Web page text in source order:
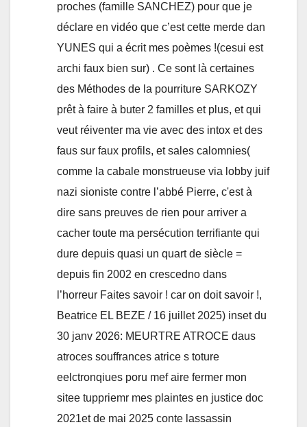
proches (famille SANCHEZ) pour que je
déclare en vidéo que c’est cette merde dan
YUNES qui a écrit mes poèmes !(cesui est
archi faux bien sur) . Ce sont là certaines
des Méthodes de la pourriture SARKOZY
prêt à faire à buter 2 familles et plus, et qui
veut réiventer ma vie avec des intox et des
faus sur faux profils, et sales calomnies(
comme la cabale monstrueuse via lobby juif
nazi sioniste contre l’abbé Pierre, c'est à
dire sans preuves de rien pour arriver a
cacher toute ma persécution terrifiante qui
dure depuis quasi un quart de siècle =
depuis fin 2002 en crescedno dans
l’horreur Faites savoir ! car on doit savoir !,
Beatrice EL BEZE / 16 juillet 2025) inset du
30 janv 2026: MEURTRE ATROCE daus
atroces souffrances atrice s toture
eelctronqiues poru mef aire fermer mon
sitee tuppriemr mes plaintes en justice doc
2021et de mai 2025 conte lassassin